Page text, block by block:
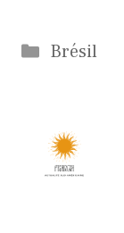
Catégories
Brésil